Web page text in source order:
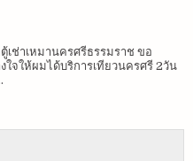
เช่าเหมานครศรีธรรมราช ขอ
จให้ผมได้บริการเทียวนครศรี 2วัน